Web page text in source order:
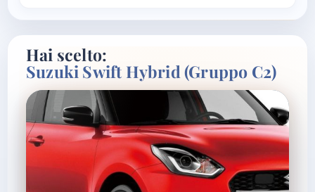
Hai scelto:
Suzuki Swift Hybrid (Gruppo C2)